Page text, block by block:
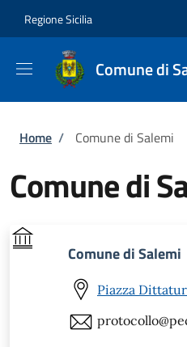
Regione Sicilia
Comune di
Briciole di pane
Home / Comune di Salemi
Comune di
Comune di Salemi
Piazza